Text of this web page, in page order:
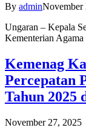
By adminNovember
Ungaran – Kepala
Kementerian
Kemenag
Percepatan
Tahun 2025
November 27, 2025